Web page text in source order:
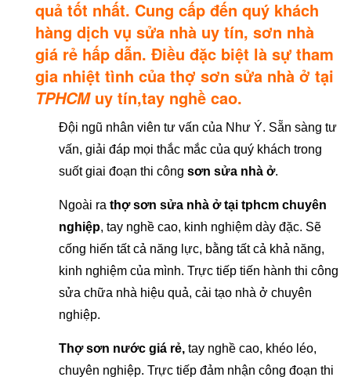
quả tốt nhất. Cung cấp đến quý khách
hàng dịch vụ sửa nhà uy tín, sơn nhà
giá rẻ hấp dẫn. Điều đặc biệt là sự tham
gia nhiệt tình của thợ sơn sửa nhà ở tại
TPHCMuy tín,tay nghề cao.
Đội ngũ nhân viên tư vấn của Như Ý. Sẵn sàng tư
vấn, giải đáp mọi thắc mắc của quý khách trong
suốt giai đoạn thi công sơn sửa nhà ở.
Ngoài ra thợ sơn sửa nhà ở tại tphcm chuyên
nghiệp, tay nghề cao, kinh nghiệm dày đặc. Sẽ
cống hiến tất cả năng lực, bằng tất cả khả năng,
kinh nghiệm của mình. Trực tiếp tiến hành thi công
sửa chữa nhà hiệu quả, cải tạo nhà ở chuyên
nghiệp.
Thợ sơn nước giá rẻ, tay nghề cao, khéo léo,
chuyên nghiệp. Trực tiếp đảm nhận công đoạn thi